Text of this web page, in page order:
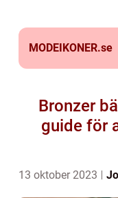
MODEIKONER.se
Bronzer
guide för
13 oktober 2023